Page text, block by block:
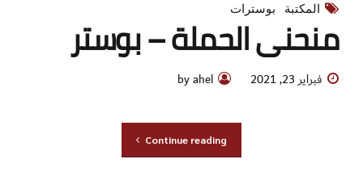
المكتبة بوسترات
منحنى الحملة – بوستر
فبراير 23, 2021 by ahel
Continue reading